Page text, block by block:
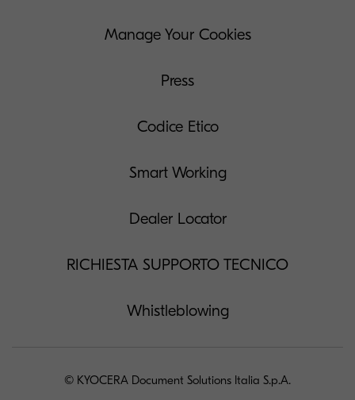
Manage Your Cookies
Press
Codice Etico
Smart Working
Dealer Locator
RICHIESTA SUPPORTO TECNICO
Whistleblowing
© KYOCERA Document Solutions Italia S.p.A.